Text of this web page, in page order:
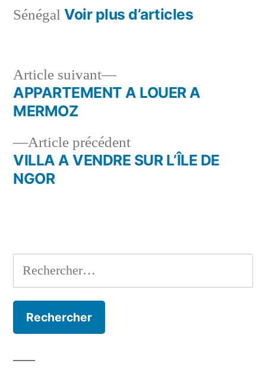
Sénégal Voir plus d’articles
Navigation
l’article
Article précédentArticle
précédent :
VILLA A VENDRE SUR L’ÎLE DE
NGOR
Article suivant
Article
suivant :
APPARTEMENT A LOUER A
MERMOZ
Rechercher :